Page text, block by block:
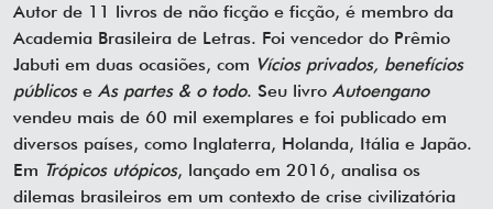
Autor de 11 livros de não ficção e ficção, é membro da
Academia Brasileira de Letras. Foi vencedor do Prêmio
Jabuti em duas ocasiões, com Vícios privados, benefícios
públicose As partes & o todo. Seu livro Autoengano
vendeu mais de 60 mil exemplares e foi publicado em
diversos países, como Inglaterra, Holanda, Itália e Japão.
Em Trópicos utópicos, lançado em 2016, analisa os
dilemas brasileiros em um contexto de crise civilizatória